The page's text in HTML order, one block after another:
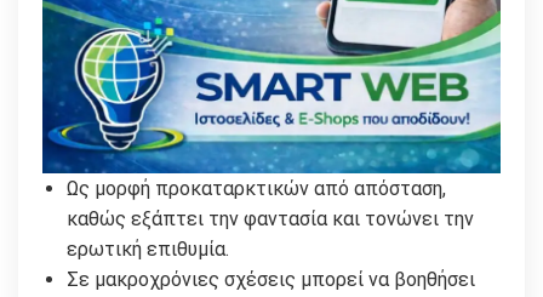
Ως μορφή προκαταρκτικών από απόσταση,
καθώς εξάπτει την φαντασία και τονώνει την
ερωτική επιθυμία.
Σε μακροχρόνιες σχέσεις μπορεί να βοηθήσει